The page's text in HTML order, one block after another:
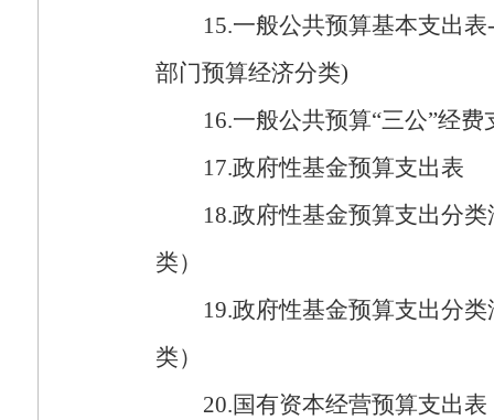
15.一般公共预算基本支出表
部门预算经济分类)
16.一般公共预算“三公”经费
17.政府性基金预算支出表
18.政府性基金预算支出分
类）
19.政府性基金预算支出分
类）
20.国有资本经营预算支出表